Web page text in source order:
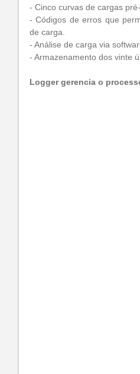
- Cinco curvas de cargas
- Códigos de erros que
de carga.
- Análise de carga via
- Armazenamento dos vinte
Logger gerencia o